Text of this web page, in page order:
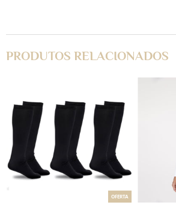
PRODUTOS RELACIONADOS
OFERTA